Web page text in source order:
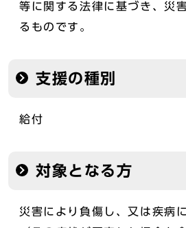
等に関する法律に基づき、災
るものです。
支援の種別
給付
対象となる方
災害により負傷し、又は疾病